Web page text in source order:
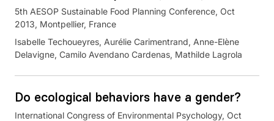
5th AESOP Sustainable Food Planning Conference, Oct
2013, Montpellier, France
Isabelle Techoueyres, Aurélie Carimentrand, Anne-Elène
Delavigne, Camilo Avendano Cardenas, Mathilde Lagrola
Do ecological behaviors have a gender?
International Congress of Environmental Psychology, Oct